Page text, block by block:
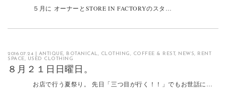
５月に オーナーとSTORE IN FACTORYのスタ…
2016.07.24 ANTIQUE, BOTANICAL, CLOTHING, COFFEE & REST, NEWS, RENT
SPACE, USED CLOTHING
８月２１日日曜日。
お店で行う夏祭り。 先日「三つ目が行く！！」でもお世話に…